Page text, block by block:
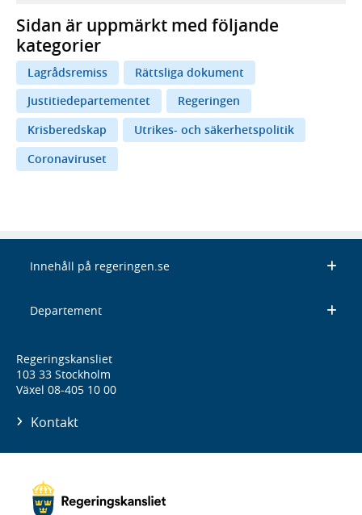
Sidan är uppmärkt med följande
kategorier
Lagrådsremiss
Rättsliga dokument
Justitiedepartementet
Regeringen
Krisberedskap
Utrikes- och säkerhetspolitik
Coronaviruset
Innehåll på regeringen.se
Departement
Regeringskansliet
103 33 Stockholm
Växel 08-405 10 00
Kontakt